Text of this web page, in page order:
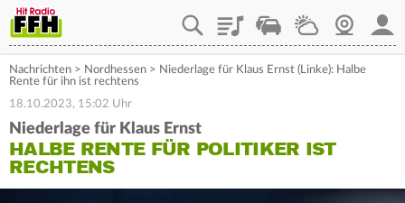
PlaylistStaupilotWetterWebcam
Nachrichten > Nordhessen > Niederlage für Klaus Ernst (Linke): Halbe
Rente für ihn ist rechtens
18.10.2023, 15:02 Uhr
Niederlage für Klaus Ernst
HALBE RENTE FÜR POLITIKER IST
RECHTENS